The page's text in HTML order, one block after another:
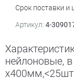
Срок поставки и
Артикул: 4-
нейлоновые,